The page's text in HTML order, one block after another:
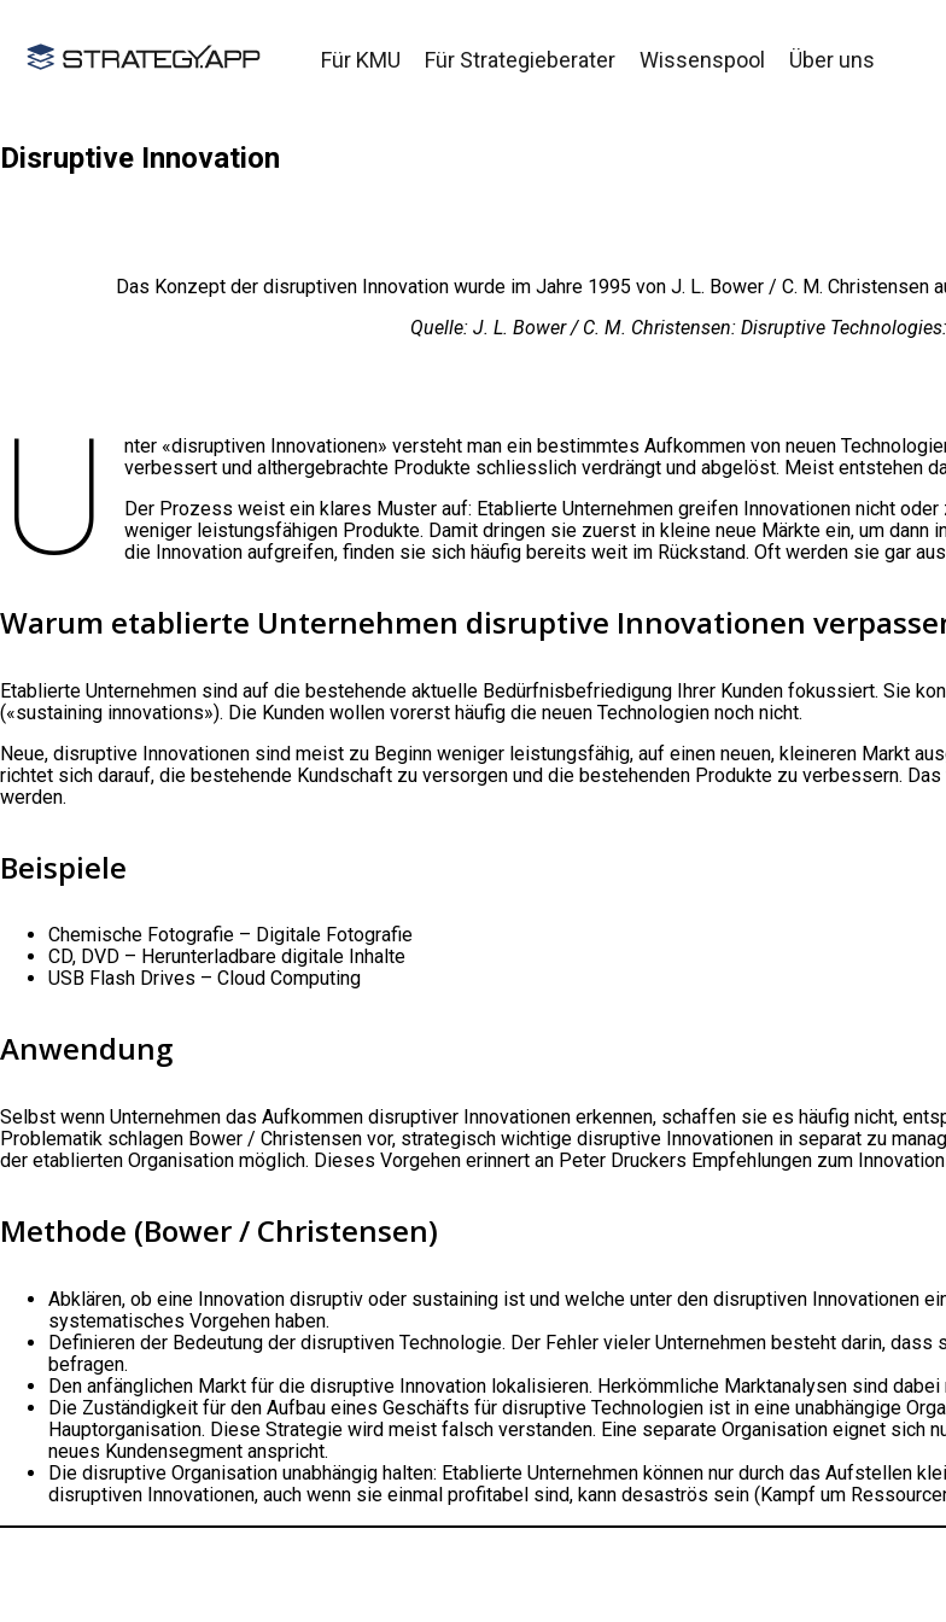
Für KMU Für Strategieberater Wissenspool Über uns
Disruptive Innovation
Das Konzept der disruptiven Innovation wurde im Jahre 1995 von J. L. Bower / C. M. Christensen
Quelle: J. L. Bower / C. M. Christensen: Disruptive
U
nter «disruptiven Innovationen» versteht man ein bestimmtes Aufkommen von neuen
verbessert und althergebrachte Produkte schliesslich verdrängt und abgelöst. Meist entstehen
Der Prozess weist ein klares Muster auf: Etablierte Unternehmen greifen Innovationen nicht
weniger leistungsfähigen Produkte. Damit dringen sie zuerst in kleine neue Märkte ein, um dann
die Innovation aufgreifen, finden sie sich häufig bereits weit im Rückstand. Oft werden sie gar
Warum etablierte Unternehmen disruptive Innovationen
Etablierte Unternehmen sind auf die bestehende aktuelle Bedürfnisbefriedigung Ihrer Kunden fokussiert. Sie
(«sustaining innovations»). Die Kunden wollen vorerst häufig die neuen Technologien noch nicht.
Neue, disruptive Innovationen sind meist zu Beginn weniger leistungsfähig, auf einen neuen, kleineren Markt
richtet sich darauf, die bestehende Kundschaft zu versorgen und die bestehenden Produkte zu verbessern.
werden.
Beispiele
Chemische Fotografie – Digitale Fotografie
CD, DVD – Herunterladbare digitale Inhalte
USB Flash Drives – Cloud Computing
Anwendung
Selbst wenn Unternehmen das Aufkommen disruptiver Innovationen erkennen, schaffen sie es häufig nicht,
Problematik schlagen Bower / Christensen vor, strategisch wichtige disruptive Innovationen in separat zu
der etablierten Organisation möglich. Dieses Vorgehen erinnert an Peter Druckers Empfehlungen zum
Methode (Bower / Christensen)
Abklären, ob eine Innovation disruptiv oder sustaining ist und welche unter den disruptiven Innovationen
systematisches Vorgehen haben.
Definieren der Bedeutung der disruptiven Technologie. Der Fehler vieler Unternehmen besteht darin,
befragen.
Den anfänglichen Markt für die disruptive Innovation lokalisieren. Herkömmliche Marktanalysen sind
Die Zuständigkeit für den Aufbau eines Geschäfts für disruptive Technologien ist in eine unabhängige
Hauptorganisation. Diese Strategie wird meist falsch verstanden. Eine separate Organisation eignet sich
neues Kundensegment anspricht.
Die disruptive Organisation unabhängig halten: Etablierte Unternehmen können nur durch das Aufstellen
disruptiven Innovationen, auch wenn sie einmal profitabel sind, kann desaströs sein (Kampf um